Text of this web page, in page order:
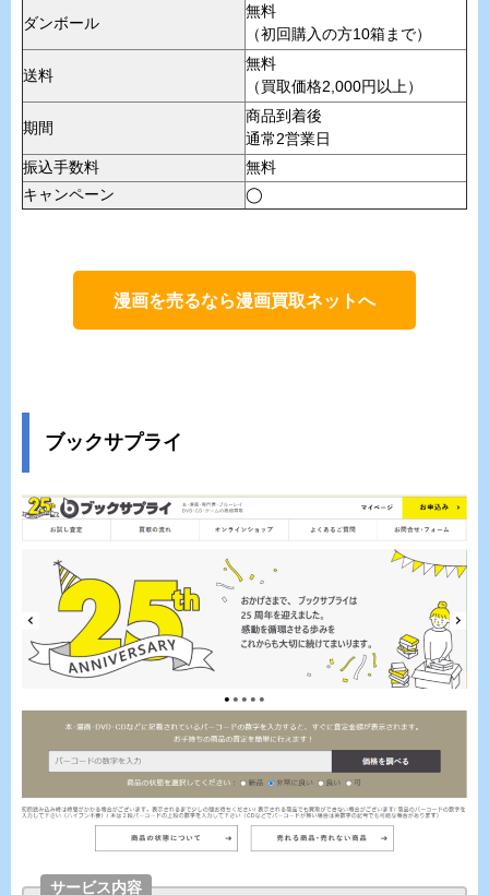
ダンボール
無料
（初回購入の方10箱まで）
送料
無料
（買取価格2,000円以上）
期間
商品到着後
通常2営業日
振込手数料
無料
キャンペーン
◯
漫画を売るなら漫画買取ネットへ
ブックサプライ
サービス内容